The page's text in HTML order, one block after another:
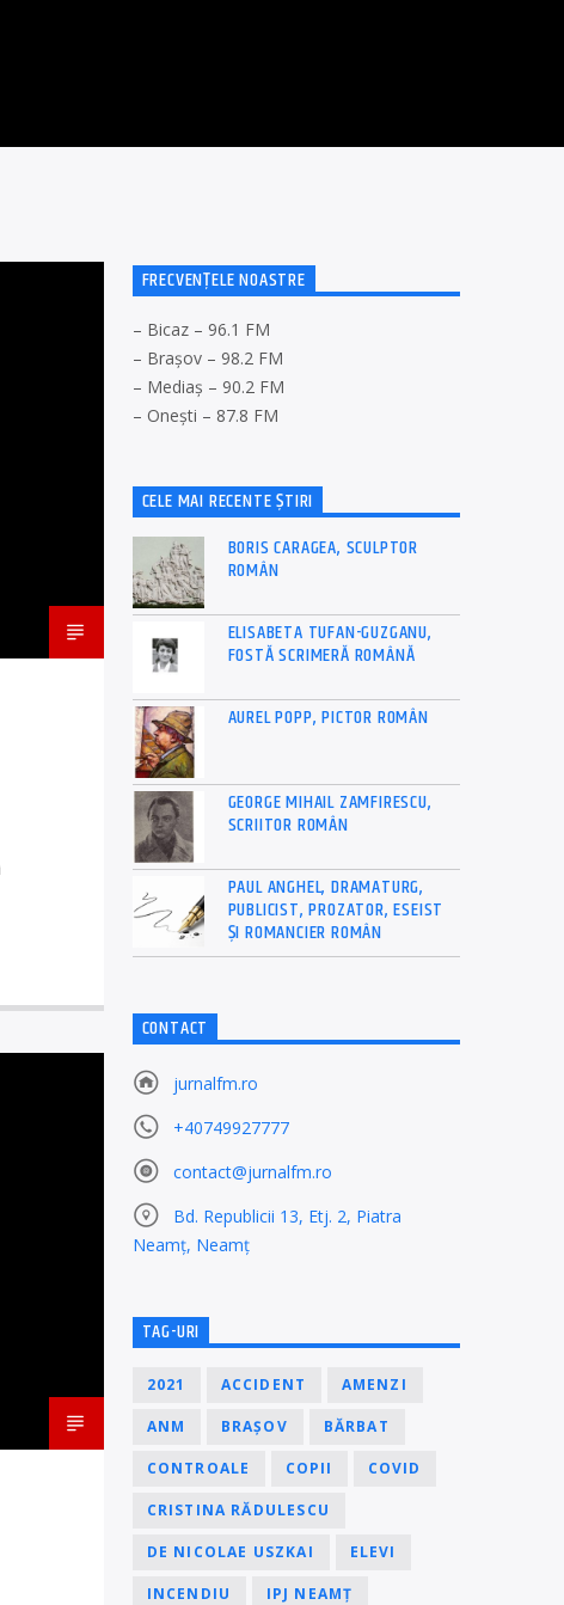
FRECVENȚELE NOASTRE
– Bicaz – 96.1 FM
– Brașov – 98.2 FM
– Mediaș – 90.2 FM
– Onești – 87.8 FM
CELE MAI RECENTE ȘTIRI
BORIS CARAGEA, SCULPTOR
ROMÂN
ELISABETA TUFAN-GUZGANU,
FOSTĂ SCRIMERĂ ROMÂNĂ
AUREL POPP, PICTOR ROMÂN
GEORGE MIHAIL ZAMFIRESCU,
SCRIITOR ROMÂN
PAUL ANGHEL, DRAMATURG,
PUBLICIST, PROZATOR, ESEIST
ȘI ROMANCIER ROMÂN
CONTACT
jurnalfm.ro
+40749927777
contact@jurnalfm.ro
Bd. Republicii 13, Etj. 2, Piatra
Neamț, Neamț
TAG-URI
2021 ACCIDENT AMENZI
ANM BRAȘOV BĂRBAT
CONTROALE COPII COVID
CRISTINA RĂDULESCU
DE NICOLAE USZKAI ELEVI
INCENDIU IPJ NEAMȚ